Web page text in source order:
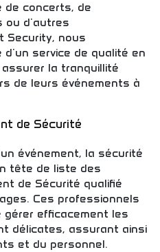
de concerts, de
ou d'autres
Security, nous
d'un service de qualité en
la tranquillité
de leurs événements à
de Sécurité
événement, la sécurité
tête de liste des
de Sécurité qualifié
Ces professionnels
efficacement les
délicates, assurant ainsi
et du personnel.